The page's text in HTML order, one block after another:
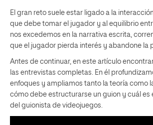
El gran reto suele estar ligado a la
que debe tomar el jugador y al equilibrio
nos excedemos en la narrativa escrita,
que el jugador pierda interés y abandone la
Antes de continuar, en este artículo
las entrevistas completas. En él
enfoques y ampliamos tanto la teoría como
cómo debe estructurarse un guion y cuál es
del guionista de videojuegos.